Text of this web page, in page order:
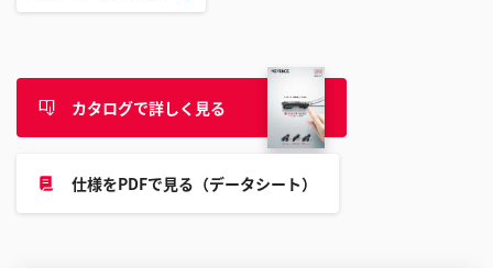
カタログで詳しく見る
仕様をPDFで見る（データシート）